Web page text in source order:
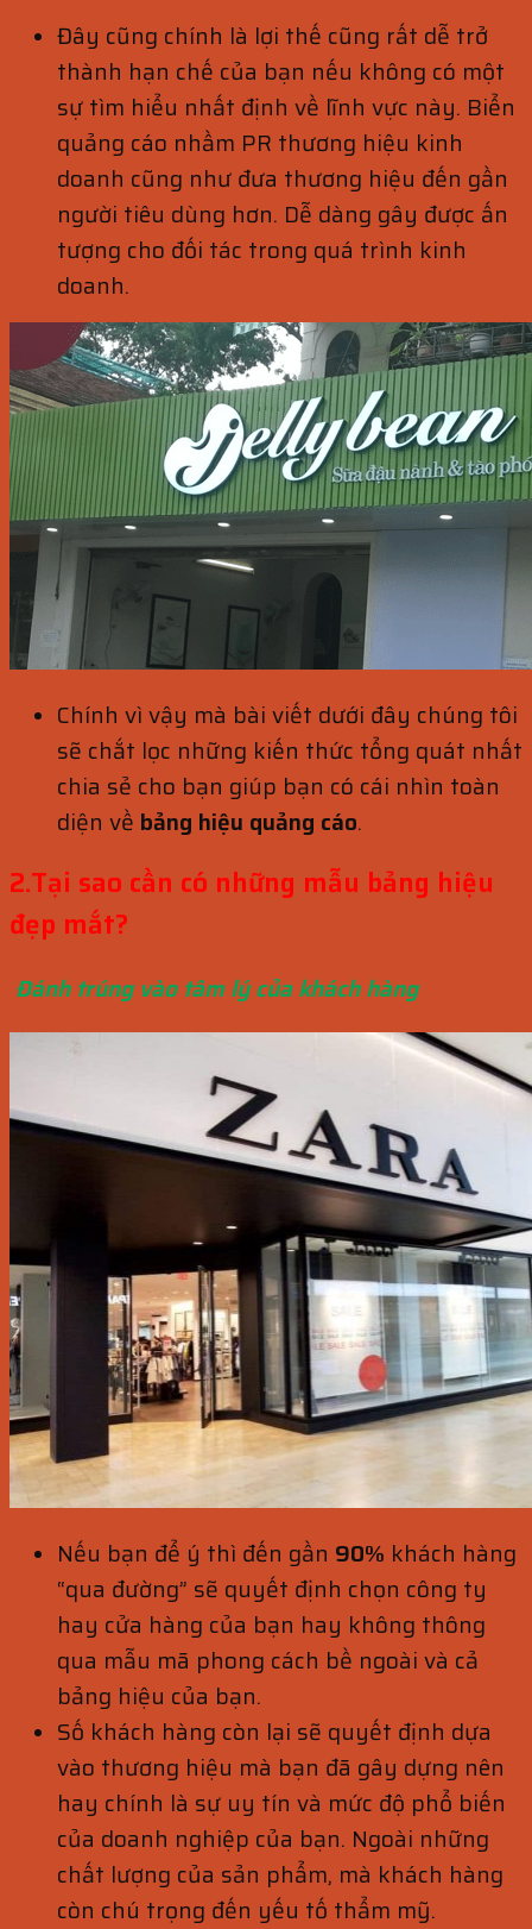
Đây cũng chính là lợi thế cũng rất dễ trở
thành hạn chế của bạn nếu không có một
sự tìm hiểu nhất định về lĩnh vực này. Biển
quảng cáo nhầm PR thương hiệu kinh
doanh cũng như đưa thương hiệu đến gần
người tiêu dùng hơn. Dễ dàng gây được ấn
tượng cho đối tác trong quá trình kinh
doanh.
Chính vì vậy mà bài viết dưới đây chúng tôi
sẽ chắt lọc những kiến thức tổng quát nhất
chia sẻ cho bạn giúp bạn có cái nhìn toàn
diện về bảng hiệu quảng cáo.
2.Tại sao cần có những mẫu bảng hiệu
đẹp mắt?
Đánh trúng vào tâm lý của khách hàng
Nếu bạn để ý thì đến gần 90% khách hàng
“qua đường” sẽ quyết định chọn công ty
hay cửa hàng của bạn hay không thông
qua mẫu mã phong cách bề ngoài và cả
bảng hiệu của bạn.
Số khách hàng còn lại sẽ quyết định dựa
vào thương hiệu mà bạn đã gây dựng nên
hay chính là sự uy tín và mức độ phổ biến
của doanh nghiệp của bạn. Ngoài những
chất lượng của sản phẩm, mà khách hàng
còn chú trọng đến yếu tố thẩm mỹ.